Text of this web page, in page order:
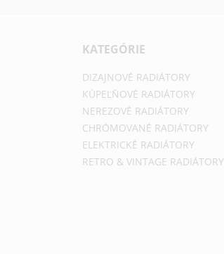
KATEGÓRIE
DIZAJNOVÉ RADIÁTORY
KÚPEĽŇOVÉ RADIÁTORY
NEREZOVÉ RADIÁTORY
CHRÓMOVANÉ RADIÁTORY
ELEKTRICKÉ RADIÁTORY
RETRO & VINTAGE RADIÁTORY